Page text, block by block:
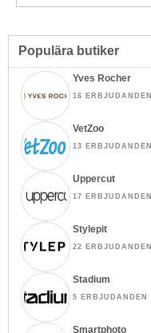
Populära butiker
Yves Rocher
16 ERBJUDANDEN
VetZoo
13 ERBJUDANDEN
Uppercut
17 ERBJUDANDEN
Stylepit
22 ERBJUDANDEN
Stadium
5 ERBJUDANDEN
Smartphoto